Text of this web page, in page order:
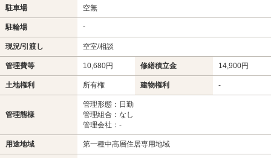
駐車場 空無
駐輪場 -
現況/引渡し 空室/相談
管理費等 10,680円 修繕積立金 14,900円
土地権利 所有権 建物権利 -
管理態様
管理形態：日勤
管理組合：なし
管理会社：-
用途地域 第一種中高層住居専用地域